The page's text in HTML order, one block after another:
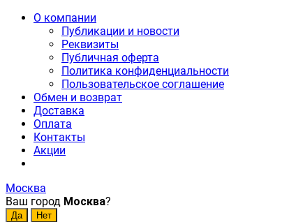
О компании
Публикации и новости
Реквизиты
Публичная оферта
Политика конфиденциальности
Пользовательское соглашение
Обмен и возврат
Доставка
Оплата
Контакты
Акции
Москва
Ваш город Москва?